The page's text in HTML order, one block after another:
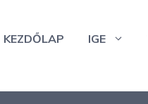
KEZDŐLAP IGE